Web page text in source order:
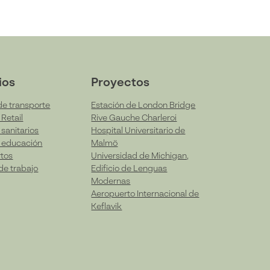
transporte
sanitarios
educación
trabajo
Proyectos
Estación de London Bridge
Rive Gauche Charleroi
Hospital Universitario de
Malmö
Universidad de Michigan,
Edificio de Lenguas
Modernas
Aeropuerto Internacional de
Keflavik